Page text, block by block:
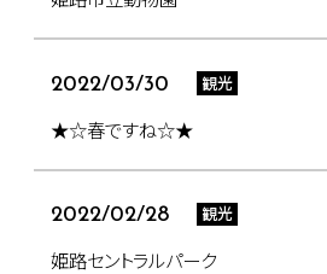
2022/03/30 観光
★☆春ですね☆★
2022/02/28 観光
姫路セントラルパーク